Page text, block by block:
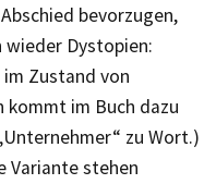
bevorzugen,
wieder Dystopien:
im Zustand von
kommt im Buch dazu
zu Wort.)
Variante stehen